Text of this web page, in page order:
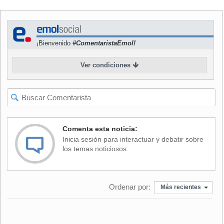
En su carrera, Jordan sorteó dos acusaciones
constitucionales que buscaron sacarlo de la dirección del
máximo tribunal.
En 1979 fue ministro en visita e investigó más de 300 casos
por detenidos desaparecidos aplicando el sobreseimiento y
enviando los antecedentes a la justicia militar.
1985 por Augusto Pinochet e intervino con su voto en la
condena de Manuel Contreras.
¡Bienvenido #ComentaristaEmol!
Ver condiciones
Comenta esta noticia:
Inicia sesión para interactuar y debatir sobre
los temas noticiosos.
Ordenar por: Más recientes